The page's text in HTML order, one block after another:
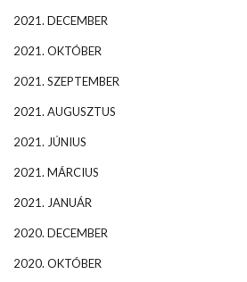
2021. DECEMBER
2021. OKTÓBER
2021. SZEPTEMBER
2021. AUGUSZTUS
2021. JÚNIUS
2021. MÁRCIUS
2021. JANUÁR
2020. DECEMBER
2020. OKTÓBER